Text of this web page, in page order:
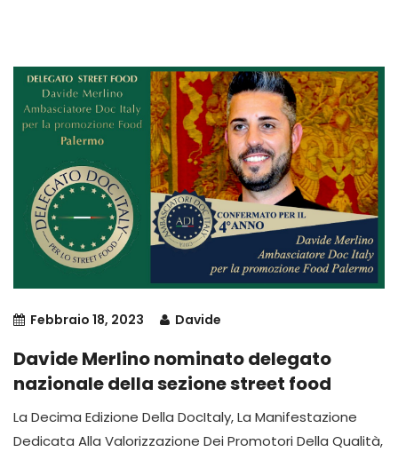
Febbraio 18, 2023 Davide
Davide Merlino nominato delegato
nazionale della sezione street food
La Decima Edizione Della DocItaly, La Manifestazione
Dedicata Alla Valorizzazione Dei Promotori Della Qualità,